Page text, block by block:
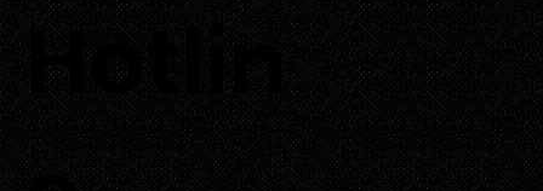
Hotlin
0933 700 226